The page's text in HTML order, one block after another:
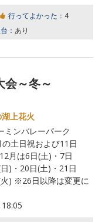
行ってよかった： 4
： あり
会～冬～
上花火
ミンバレーパーク
土日祝および11日
月は6日(土)・7日
)・20日(土)・21日
) ※26日以降は変更に